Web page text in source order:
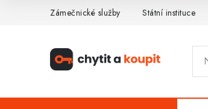
Zámečnické služby Státní instituce